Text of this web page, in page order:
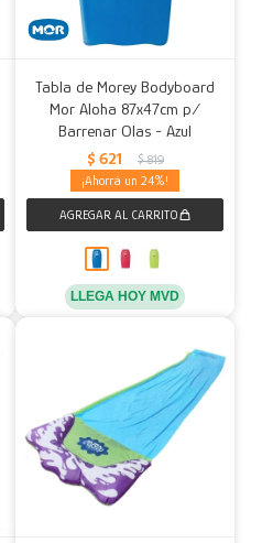
Tabla de Morey Bodyboard
Mor Aloha 87x47cm p/
Barrenar Olas - Azul
$ 621 $ 819
24
LLEGA HOY MVD